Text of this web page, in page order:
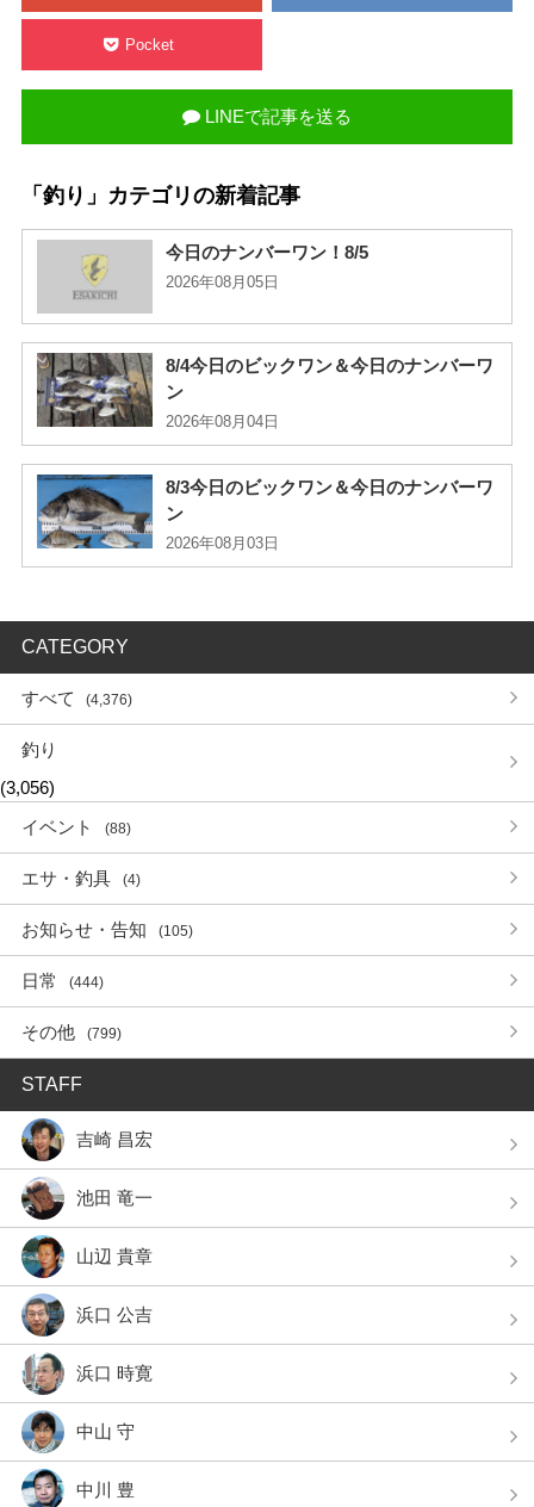
Pocket
LINEで記事を送る
「釣り」カテゴリの新着記事
今日のナンバーワン！8/5
2026年08月05日
8/4今日のビックワン＆今日のナンバーワ
ン
2026年08月04日
8/3今日のビックワン＆今日のナンバーワ
ン
2026年08月03日
CATEGORY
すべて (4,376)
釣り
(3,056)
イベント
(88)
エサ・釣具 (4)
お知らせ・告知 (105)
日常 (444)
その他 (799)
STAFF
吉崎 昌宏
池田 竜一
山辺 貴章
浜口 公吉
浜口 時寛
中山 守
中川 豊